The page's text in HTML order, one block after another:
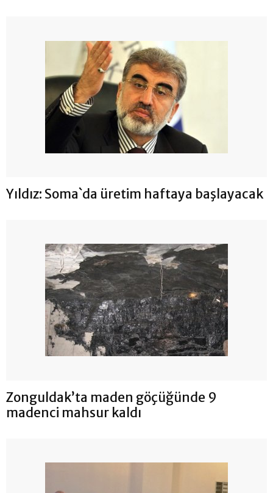
Yıldız: Soma`da üretim haftaya başlayacak
Zonguldak’ta maden göçüğünde 9
madenci mahsur kaldı